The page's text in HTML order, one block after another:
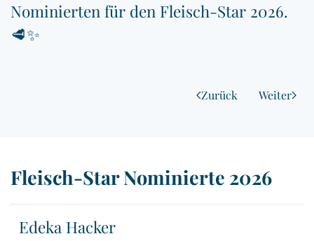
Nominierten für den Fleisch-Star 2026.
🥩✨
Zurück Weiter
Fleisch-Star Nominierte 2026
Edeka Hacker